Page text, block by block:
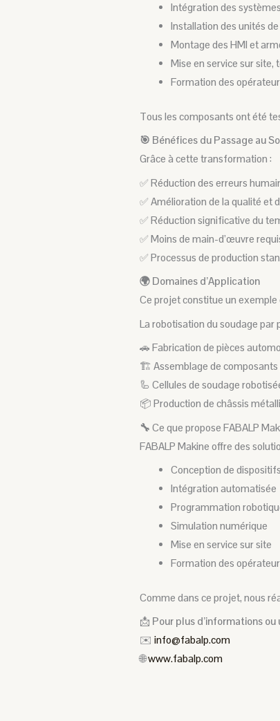
Intégration des
Installation des unités
Montage des HMI et
Mise en service sur site,
Formation des
Tous les composants ont été
🎯 Bénéfices du Passage au
Grâce à cette transformation :
✅ Réduction des erreurs
✅ Amélioration de la qualité et
✅ Réduction significative du
✅ Moins de main-d’œuvre
✅ Processus de production
🌍 Domaines d’Application
Ce projet constitue un
La robotisation du soudage
🚗 Fabrication de pièces
🏗️ Assemblage de composants
🦾 Cellules de soudage
📦 Production de châssis
🔧Ce que propose FABALP
FABALP Makine offre des
Conception de dispositifs
Intégration automatisée
Programmation
Simulation numérique
Mise en service sur site
Formation des
Comme dans ce projet, nous
📩 Pour plus d’informations
✉️info@fabalp.com
🌐www.fabalp.com